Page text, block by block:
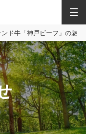
ド牛「神戸ビーフ」の魅